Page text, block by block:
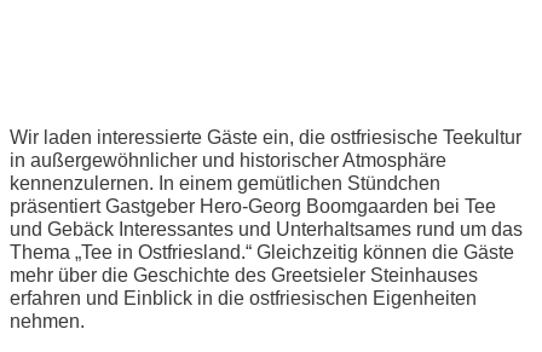
Wir laden interessierte Gäste ein, die ostfriesische Teekultur
in außergewöhnlicher und historischer Atmosphäre
kennenzulernen. In einem gemütlichen Stündchen
präsentiert Gastgeber Hero-Georg Boomgaarden bei Tee
und Gebäck Interessantes und Unterhaltsames rund um das
Thema „Tee in Ostfriesland.“ Gleichzeitig können die Gäste
mehr über die Geschichte des Greetsieler Steinhauses
erfahren und Einblick in die ostfriesischen Eigenheiten
nehmen.